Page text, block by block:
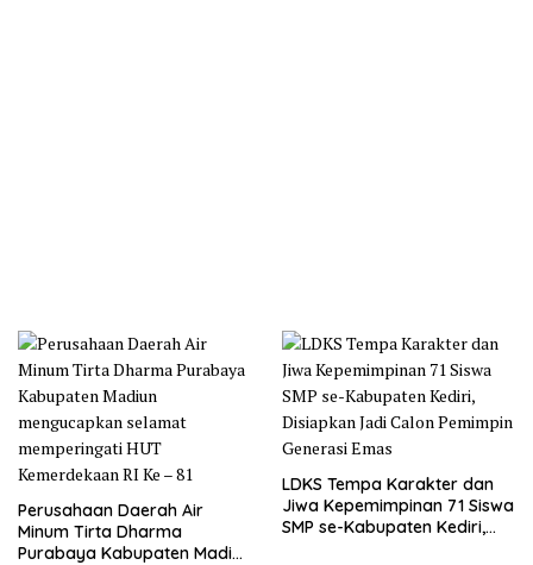
Perusahaan Daerah Air
Minum Tirta Dharma
Purabaya Kabupaten Madiun
LDKS Tempa Karakter dan
Jiwa Kepemimpinan 71 Siswa
SMP se-Kabupaten Kediri,